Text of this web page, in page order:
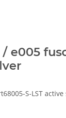
e005
S-LST